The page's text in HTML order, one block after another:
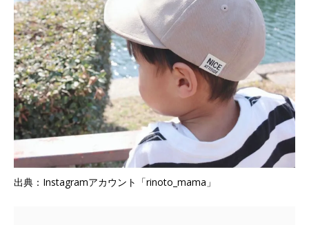
出典：Instagramアカウント「rinoto_mama」